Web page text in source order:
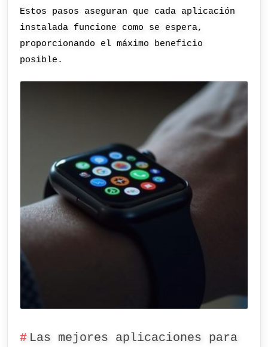
Estos pasos aseguran que cada aplicación
instalada funcione como se espera,
proporcionando el máximo beneficio
posible.
Las mejores aplicaciones para